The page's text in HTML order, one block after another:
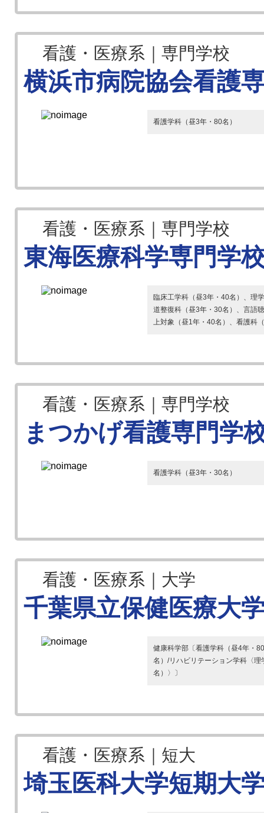
看護・医療系｜専門学校
横浜市病院協会看護
看護学科（昼3年・80名）
看護・医療系｜専門学校
東海医療科学専門学
臨床工学科（昼3年・40名）、理
道整復科（昼3年・30名）、言語
上対象（昼1年・40名）、看護科
看護・医療系｜専門学校
まつかげ看護専門学
看護学科（昼3年・30名）
看護・医療系｜大学
千葉県立保健医療大
健康科学部〔看護学科（昼4年・
名）/リハビリテーション学科〈
名）〉〕
看護・医療系｜短大
埼玉医科大学短期大